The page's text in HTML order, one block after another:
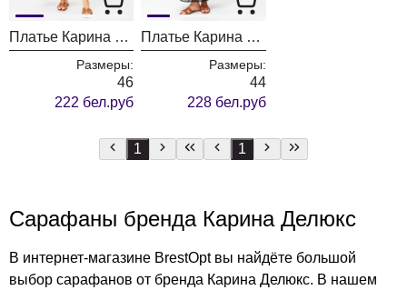
Платье Карина Делюкс 1354 белый в полоску
Размеры:
46
222 бел.руб
Платье Карина Делюкс 1346 черный
Размеры:
44
228 бел.руб
1 1
Сарафаны бренда Карина Делюкс
В интернет-магазине BrestOpt вы найдёте большой
выбор сарафанов от бренда Карина Делюкс. В нашем